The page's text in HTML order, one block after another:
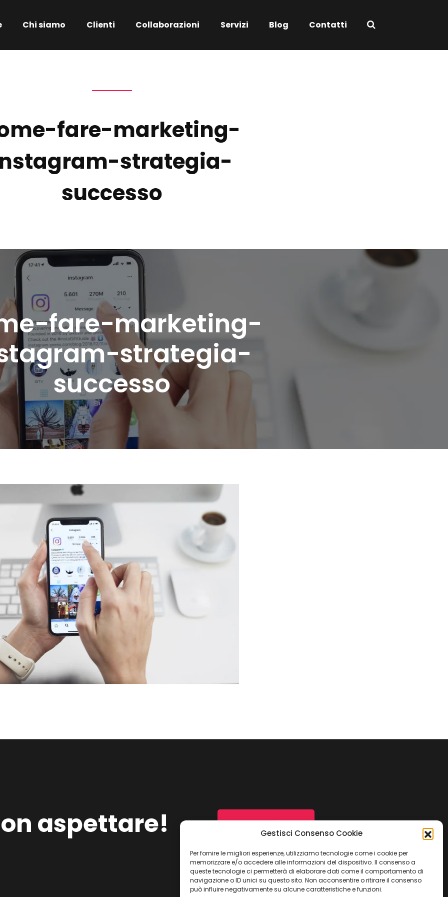
Gestisci Consenso Cookie
Per fornire le migliori esperienze, utilizziamo tecnologie come i cookie per
memorizzare e/o accedere alle informazioni del dispositivo. Il consenso a
queste tecnologie ci permetterà di elaborare dati come il comportamento di
navigazione o ID unici su questo sito. Non acconsentire o ritirare il consenso
può influire negativamente su alcune caratteristiche e funzioni.
Chi siamo Clienti Collaborazioni Servizi Blog Contatti
fare-marketing-
strategia-
successo
fare-marketing-
strategia-
successo
aspettare! Contattaci ora